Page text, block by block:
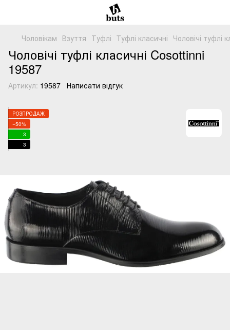
Чоловікам Взуття Туфлі Tуфлі класичні Чоловічі туфлі
Чоловічі туфлі класичні Cosottinni
19587
Артикул: 19587 Написати відгук
РОЗПРОДАЖ
−50%
3
3